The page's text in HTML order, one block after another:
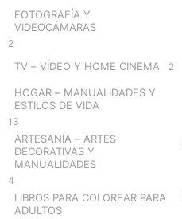
FOTOGRAFÍA Y
VIDEOCÁMARAS
2
TV – VÍDEO Y HOME CINEMA 2
HOGAR – MANUALIDADES Y
ESTILOS DE VIDA
13
ARTESANÍA – ARTES
DECORATIVAS Y
MANUALIDADES
4
LIBROS PARA COLOREAR PARA
ADULTOS